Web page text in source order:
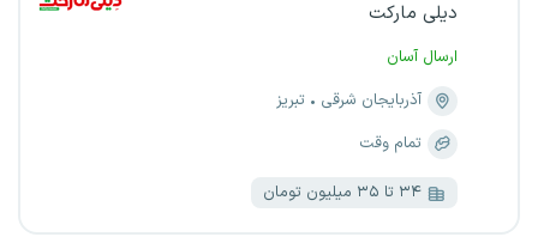
دیلی مارکت
ارسال آسان
آذربایجان شرقی
تبریز
تمام وقت
۳۴ تا ۳۵ میلیون تومان